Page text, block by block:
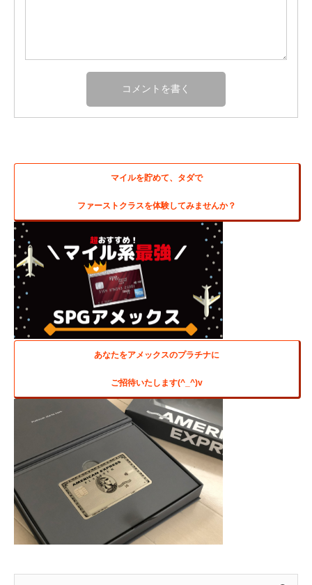
マイルを貯めて、タダで
ファーストクラスを体験してみませんか？
あなたをアメックスのプラチナに
ご招待いたします(^_^)v